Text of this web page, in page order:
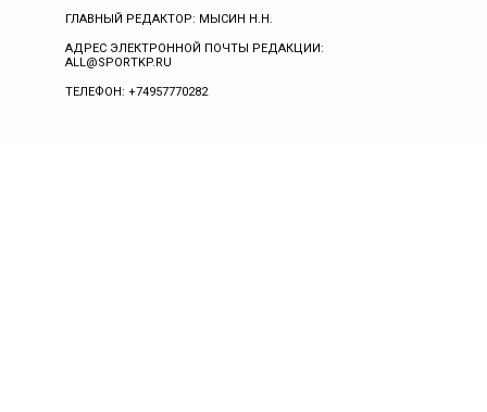
ГЛАВНЫЙ РЕДАКТОР: МЫСИН Н.Н.
АДРЕС ЭЛЕКТРОННОЙ ПОЧТЫ РЕДАКЦИИ:
ALL@SPORTKP.RU
ТЕЛЕФОН: +74957770282